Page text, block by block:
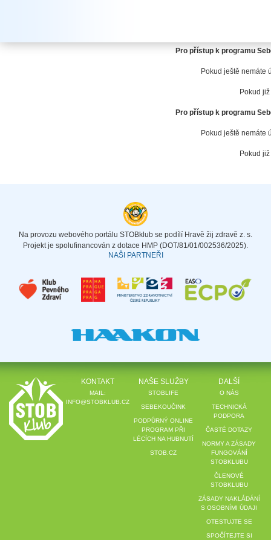
Pro přístup k programu
Pokud ještě nemáte
Pokud
Pro přístup k programu
Pokud ještě nemáte
Pokud
Na provozu webového portálu STOBklub se podílí Hravě žij zdravě z. s.
Projekt je spolufinancován z dotace HMP (DOT/81/01/002536/2025).
NAŠI PARTNEŘI
KONTAKT
MAIL:
INFO@STOBKLUB.CZ
NAŠE SLUŽBY
STOBLIFE
SEBEKOUČINK
PODPŮRNÝ ONLINE
PROGRAM PŘI
LÉCÍCH NA HUBNUTÍ
STOB.CZ
DALŠÍ
O NÁS
TECHNICKÁ
PODPORA
ČASTÉ DOTAZY
NORMY A ZÁSADY
FUNGOVÁNÍ
STOBKLUBU
ČLENOVÉ
STOBKLUBU
ZÁSADY NAKLÁDÁNÍ
S OSOBNÍMI ÚDAJI
OTESTUJTE SE
SPOČÍTEJTE SI